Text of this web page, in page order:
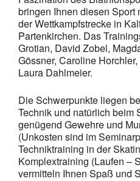
bringen Ihnen diesen Sport
der Wettkampfstrecke in
Partenkirchen. Das
Grotian, David Zobel,
Gössner, Caroline
Laura Dahlmeier.
Die Schwerpunkte liegen
Technik und natürlich beim
genügend Gewehre und
(Unkosten sind im
Techniktraining in der
Komplextraining (Laufen –
vermitteln Ihnen Spaß und